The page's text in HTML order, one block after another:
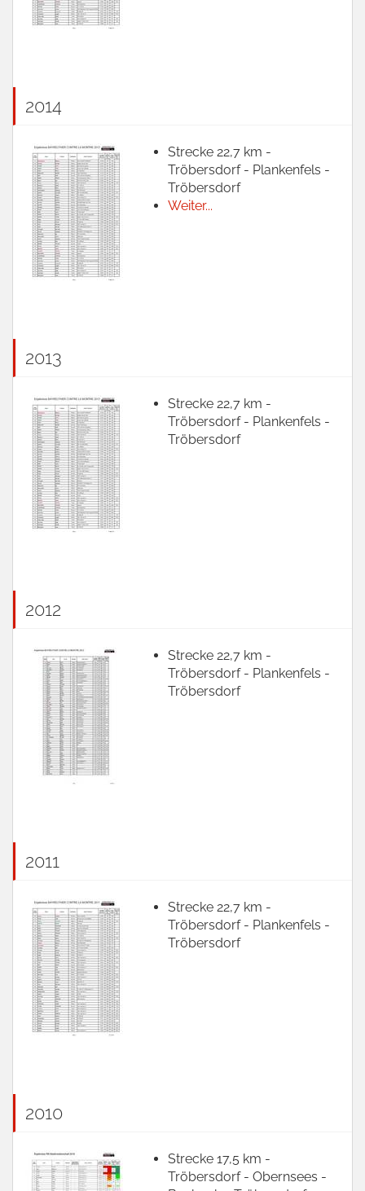
2014
Strecke 22,7 km -
Tröbersdorf - Plankenfels -
Tröbersdorf
Weiter...
2013
Strecke 22,7 km -
Tröbersdorf - Plankenfels -
Tröbersdorf
2012
Strecke 22,7 km -
Tröbersdorf - Plankenfels -
Tröbersdorf
2011
Strecke 22,7 km -
Tröbersdorf - Plankenfels -
Tröbersdorf
2010
Strecke 17,5 km -
Tröbersdorf - Obernsees -